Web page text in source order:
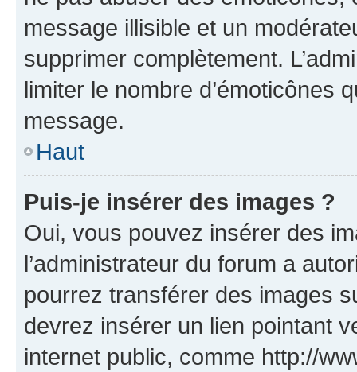
message illisible et un
supprimer complètement.
limiter le nombre d’émoticônes
message.
Haut
Puis-je insérer des images ?
Oui, vous pouvez insérer des
l’administrateur du forum a
pourrez transférer des images
devrez insérer un lien pointant
internet public, comme http://